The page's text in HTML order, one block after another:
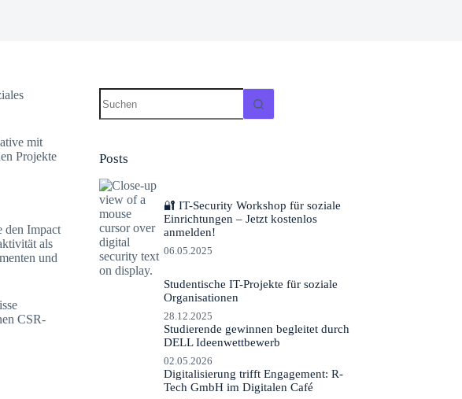
mit
Projekte
den Impact
als
und
CSR-
Keine
Ergebnisse
Posts
🔐 IT-Security Workshop für soziale
Einrichtungen – Jetzt kostenlos
anmelden!
06.05.2025
Studentische IT-Projekte für soziale
Organisationen
28.12.2025
Studierende gewinnen begleitet durch
DELL Ideenwettbewerb
02.05.2026
Digitalisierung trifft Engagement: R-
Tech GmbH im Digitalen Café